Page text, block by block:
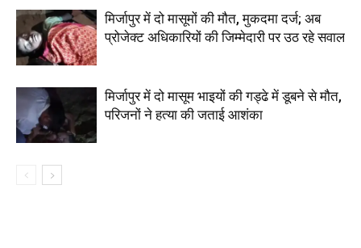
मिर्जापुर में दो मासूमों की मौत, मुकदमा दर्ज; अब
प्रोजेक्ट अधिकारियों की जिम्मेदारी पर उठ रहे सवाल
मिर्जापुर में दो मासूम भाइयों की गड्ढे में डूबने से मौत,
परिजनों ने हत्या की जताई आशंका